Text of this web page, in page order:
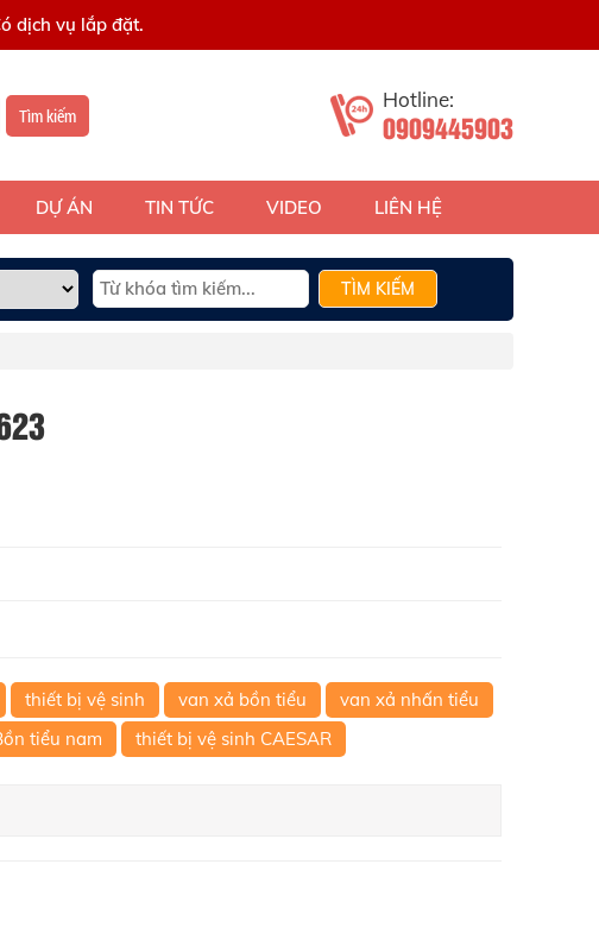
dịch vụ lắp đặt.
Tìm kiếm
Hotline:
0909445903
DỰ ÁN TIN TỨC VIDEO LIÊN HỆ
TÌM KIẾM
thiết bị vệ sinh van xả bồn tiểu
van xả nhấn tiểu
tiểu nam thiết bị vệ sinh CAESAR